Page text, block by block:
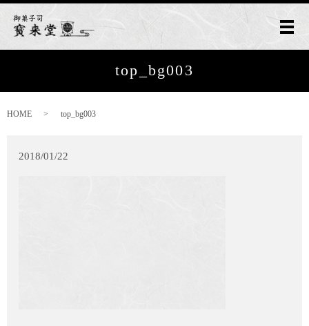
メ
top_bg003
HOME top_bg003
2018/01/22